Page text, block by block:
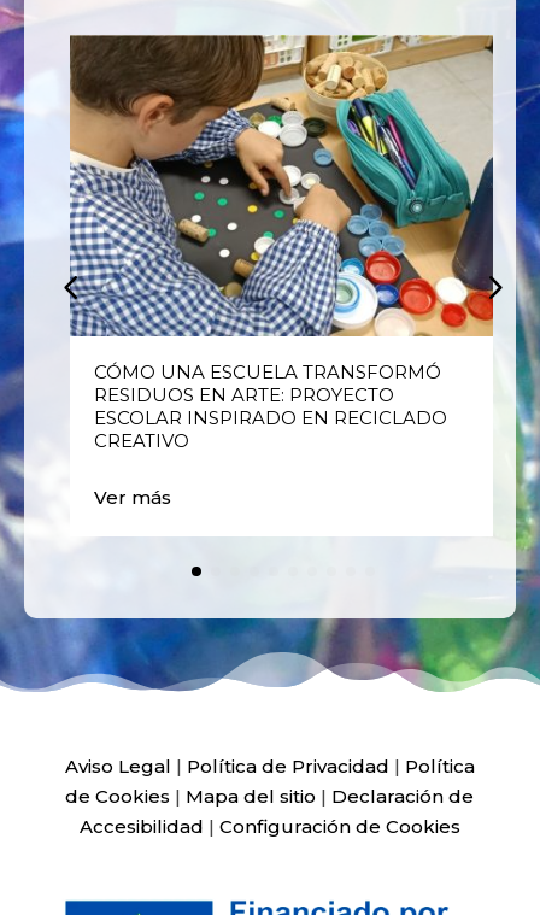
CÓMO UNA ESCUELA TRANSFORMÓ
RESIDUOS EN ARTE: PROYECTO
ESCOLAR INSPIRADO EN RECICLADO
CREATIVO
Ver más
Aviso Legal | Política de Privacidad | Política
de Cookies | Mapa del sitio | Declaración de
Accesibilidad | Configuración de Cookies